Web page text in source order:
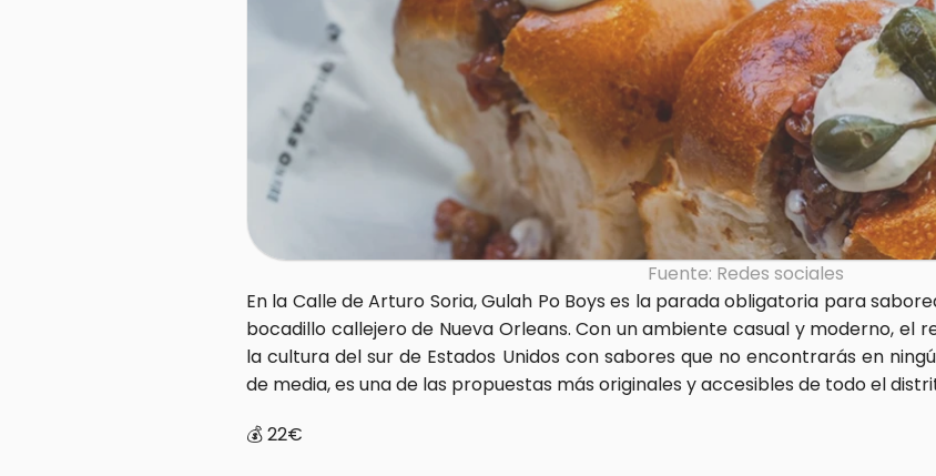
Fuente: Redes sociales
En la Calle de Arturo Soria, Gulah Po Boys es la parada obligatoria para
bocadillo callejero de Nueva Orleans. Con un ambiente casual y moderno, el
la cultura del sur de Estados Unidos con sabores que no encontrarás en
de media, es una de las propuestas más originales y accesibles de todo el
💰 22€